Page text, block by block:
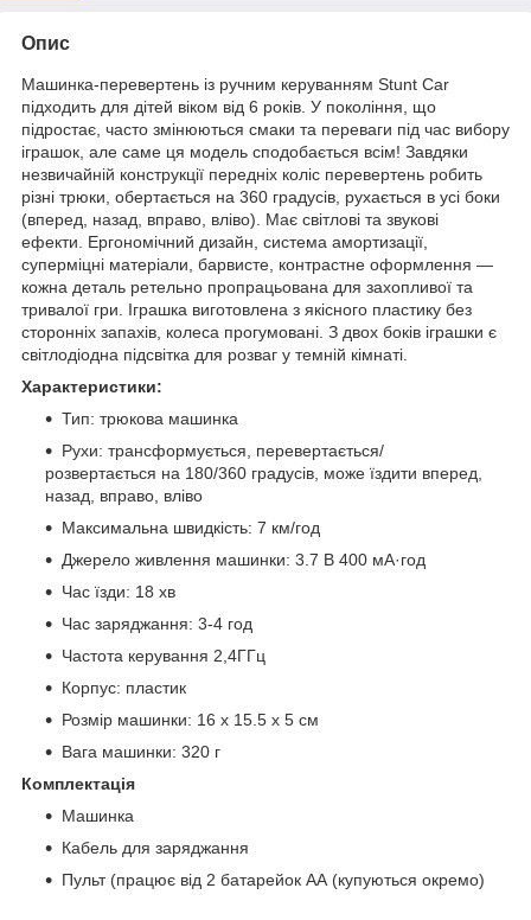
Опис
Машинка-перевертень із ручним керуванням Stunt Car
підходить для дітей віком від 6 років. У покоління, що
підростає, часто змінюються смаки та переваги під час вибору
іграшок, але саме ця модель сподобається всім! Завдяки
незвичайній конструкції передніх коліс перевертень робить
різні трюки, обертається на 360 градусів, рухається в усі боки
(вперед, назад, вправо, вліво). Має світлові та звукові
ефекти. Ергономічний дизайн, система амортизації,
суперміцні матеріали, барвисте, контрастне оформлення —
кожна деталь ретельно пропрацьована для захопливої та
тривалої гри. Іграшка виготовлена з якісного пластику без
сторонніх запахів, колеса прогумовані. З двох боків іграшки є
світлодіодна підсвітка для розваг у темній кімнаті.
Характеристики:
Тип: трюкова машинка
Рухи: трансформується, перевертається/
розвертається на 180/360 градусів, може їздити вперед,
назад, вправо, вліво
Максимальна швидкість: 7 км/год
Джерело живлення машинки: 3.7 В 400 мА·год
Час їзди: 18 хв
Час заряджання: 3-4 год
Частота керування 2,4ГГц
Корпус: пластик
Розмір машинки: 16 х 15.5 х 5 см
Вага машинки: 320 г
Комплектація
Машинка
Кабель для заряджання
Пульт (працює від 2 батарейок АА (купуються окремо)